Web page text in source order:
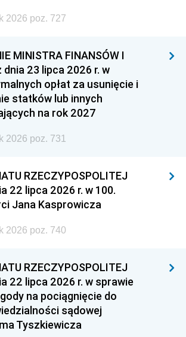
2026 poz. 727
MINISTRA FINANSÓW I
dnia 23 lipca 2026 r. w
opłat za usunięcie i
statków lub innych
na rok 2027
2026 poz. 731
RZECZYPOSPOLITEJ
22 lipca 2026 r. w 100.
Jana Kasprowicza
2026 poz. 740
RZECZYPOSPOLITEJ
22 lipca 2026 r. w sprawie
na pociągnięcie do
sądowej
Tyszkiewicza